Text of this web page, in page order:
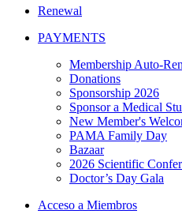
Renewal
PAYMENTS
Membership Auto-
Donations
Sponsorship 2026
Sponsor a Medical
New Member's
PAMA Family Day
Bazaar
2026 Scientific
Doctor’s Day Gala
Acceso a Miembros